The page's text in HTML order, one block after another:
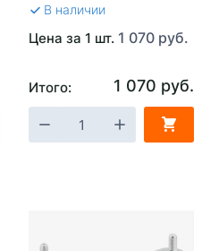
В наличии
Цена за 1 шт. 1 070 руб.
Итого: 1 070 руб.